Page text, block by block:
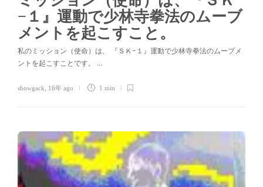
−１』運動で少林寺拳法のムーブ
メントを起こすこと。
私のミッション（使命）は、 『ＳＫ−１』運動で少林寺拳法のムーブメ
ントを起こすことです。 …
showgack 16年 ago 1 min